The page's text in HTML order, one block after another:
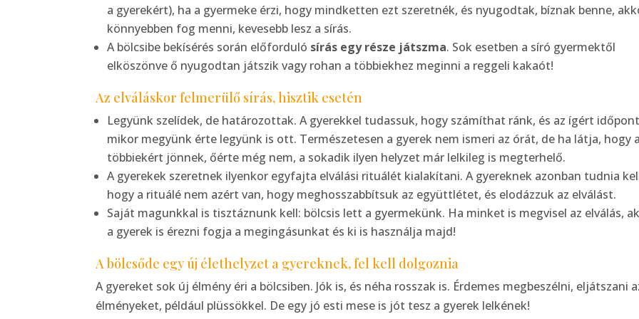
a gyerekért), ha a gyermeke érzi, hogy mindketten ezt szeretnék, és nyugodtak, bíznak benne,
könnyebben fog menni, kevesebb lesz a sírás.
A bölcsibe bekísérés során előforduló sírás egy része játszma. Sok esetben a síró gyermektől
elköszönve ő nyugodtan játszik vagy rohan a többiekhez meginni a reggeli kakaót!
Az elváláskor felmerülő sírás, hisztik esetén
Legyünk szelídek, de határozottak. A gyerekkel tudassuk, hogy számíthat ránk, és az ígért
mikor megyünk érte legyünk is ott. Természetesen a gyerek nem ismeri az órát, de ha látja, hogy a
többiekért jönnek, őérte még nem, a sokadik ilyen helyzet már lelkileg is megterhelő.
A gyerekek szeretnek ilyenkor egyfajta elválási rituálét kialakítani. A gyereknek azonban tudnia
hogy a rituálé nem azért van, hogy meghosszabbítsuk az együttlétet, és elodázzuk az elválást.
Saját magunkkal is tisztáznunk kell: bölcsis lett a gyermekünk. Ha minket is megvisel az elválás,
a gyerek is érezni fogja a megingásunkat és ki is használja majd!
A bölcsőde egy új élethelyzet a gyereknek, fel kell dolgoznia
A gyereket sok új élmény éri a bölcsiben. Jók is, és néha rosszak is. Érdemes megbeszélni, eljátszani
élményeket, például plüssökkel. De egy jó esti mese is jót tesz a gyerek lelkének!